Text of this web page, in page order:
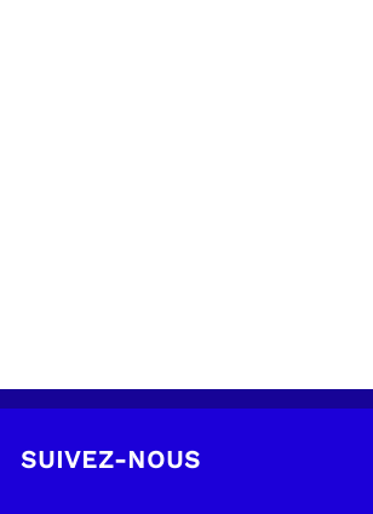
SUIVEZ-NOUS